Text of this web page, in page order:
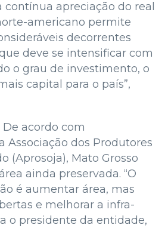
contínua apreciação do real
americano permite
decorrentes
deve se intensificar com
o grau de investimento, o
capital para o país”,
De acordo com
Associação dos Produtores
(Aprosoja), Mato Grosso
ainda preservada. “O
é aumentar área, mas
e melhorar a infra-
o presidente da entidade,